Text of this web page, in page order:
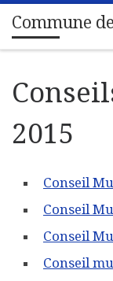
Passer au
Commune
2015
Conseil
Conseil
Conseil
Conseil